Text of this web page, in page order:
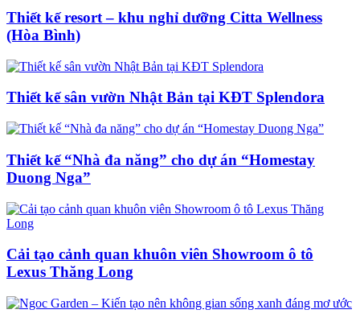
Thiết kế resort – khu nghỉ dưỡng Citta Wellness
(Hòa Bình)
Thiết kế sân vườn Nhật Bản tại KĐT Splendora
Thiết kế “Nhà đa năng” cho dự án “Homestay
Duong Nga”
Cải tạo cảnh quan khuôn viên Showroom ô tô
Lexus Thăng Long